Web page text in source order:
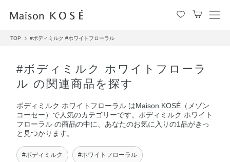
メ
TOP #ボディミルク #ホワイトフローラル
#ボディミルク ホワイトフローラ
ル の関連商品を探す
ボディミルク ホワイトフローラル はMaison KOSÉ（メゾン
コーセー）で人気のカテゴリーです。ボディミルク ホワイト
フローラル の商品の中に、あなたのお気に入りの1品がきっ
と見つかります。
#ボディミルク #ホワイトフローラル